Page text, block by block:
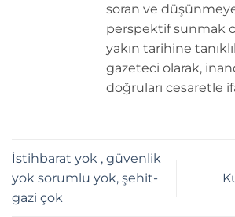
soran ve
perspektif sunmak
yakın tarihine
gazeteci olarak,
doğruları cesaretle
İstihbarat yok , güvenlik
yok sorumlu yok, şehit-
gazi çok